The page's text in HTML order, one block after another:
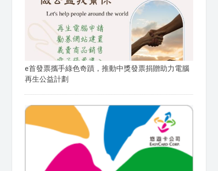
e首發票攜手綠色奇蹟，推動中獎發票捐贈助力電腦
再生公益計劃